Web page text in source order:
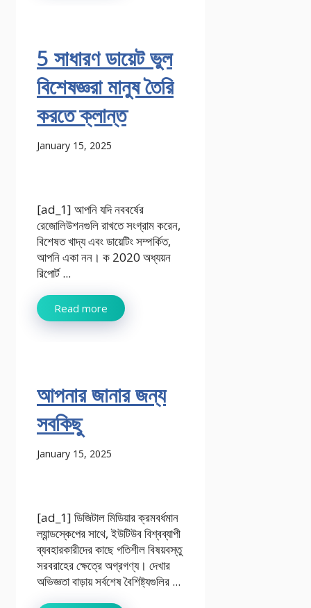
5 সাধারণ ডায়েট ভুল
বিশেষজ্ঞরা মানুষ তৈরি
করতে ক্লান্ত
January 15, 2025
[ad_1] আপনি যদি নববর্ষের
রেজোলিউশনগুলি রাখতে সংগ্রাম করেন,
বিশেষত খাদ্য এবং ডায়েটিং সম্পর্কিত,
আপনি একা নন। ক 2020 অধ্যয়ন
রিপোর্ট ...
Read more
আপনার জানার জন্য
সবকিছু
January 15, 2025
[ad_1] ডিজিটাল মিডিয়ার ক্রমবর্ধমান
ল্যান্ডস্কেপের সাথে, ইউটিউব বিশ্বব্যাপী
ব্যবহারকারীদের কাছে গতিশীল বিষয়বস্তু
সরবরাহের ক্ষেত্রে অগ্রগণ্য। দেখার
অভিজ্ঞতা বাড়ায় সর্বশেষ বৈশিষ্ট্যগুলির ...